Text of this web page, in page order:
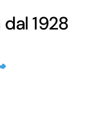
1928